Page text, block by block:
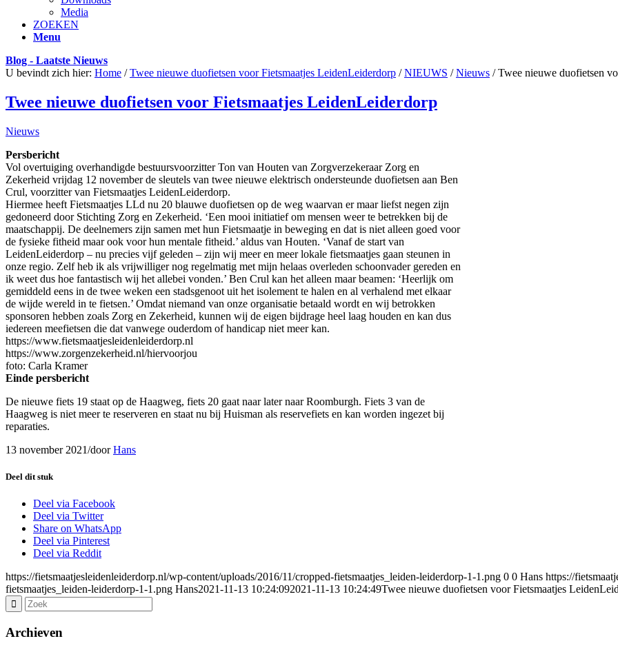
Media
ZOEKEN
Menu
Blog - Laatste Nieuws
U bevindt zich hier: Home / Twee nieuwe duofietsen voor Fietsmaatjes LeidenLeiderdorp / NIEUWS / Nieuws / Twee nieuwe duofietsen
Twee nieuwe duofietsen voor Fietsmaatjes LeidenLeiderdorp
Nieuws
Persbericht
Vol overtuiging overhandigde bestuursvoorzitter Ton van Houten van Zorgverzekeraar Zorg en
Zekerheid vrijdag 12 november de sleutels van twee nieuwe elektrisch ondersteunde duofietsen aan Ben
Crul, voorzitter van Fietsmaatjes LeidenLeiderdorp.
Hiermee heeft Fietsmaatjes LLd nu 20 blauwe duofietsen op de weg waarvan er maar liefst negen zijn
gedoneerd door Stichting Zorg en Zekerheid. ‘Een mooi initiatief om mensen weer te betrekken bij de
maatschappij. De deelnemers zijn samen met hun Fietsmaatje in beweging en dat is niet alleen goed voor
de fysieke fitheid maar ook voor hun mentale fitheid.’ aldus van Houten. ‘Vanaf de start van
LeidenLeiderdorp – nu precies vijf geleden – zijn wij meer en meer lokale fietsmaatjes gaan steunen in
onze regio. Zelf heb ik als vrijwilliger nog regelmatig met mijn helaas overleden schoonvader gereden en
ik weet dus hoe fantastisch wij het allebei vonden.’ Ben Crul kan het alleen maar beamen: ‘Heerlijk om
gemiddeld eens in de twee weken een stadsgenoot uit het isolement te halen en al verhalend met elkaar
de wijde wereld in te fietsen.’ Omdat niemand van onze organisatie betaald wordt en wij betrokken
sponsoren hebben zoals Zorg en Zekerheid, kunnen wij de eigen bijdrage heel laag houden en kan dus
iedereen meefietsen die dat vanwege ouderdom of handicap niet meer kan.
https://www.fietsmaatjesleidenleiderdorp.nl
https://www.zorgenzekerheid.nl/hiervoorjou
foto: Carla Kramer
Einde persbericht
De nieuwe fiets 19 staat op de Haagweg, fiets 20 gaat naar later naar Roomburgh. Fiets 3 van de
Haagweg is niet meer te reserveren en staat nu bij Huisman als reservefiets en kan worden ingezet bij
reparaties.
13 november 2021/doorHans
Deel dit stuk
Deel via Facebook
Deel via Twitter
Share on WhatsApp
Deel via Pinterest
Deel via Reddit
https://fietsmaatjesleidenleiderdorp.nl/wp-content/uploads/2016/11/cropped-fietsmaatjes_leiden-leiderdorp-1-1.png 0 0 Hans https://
fietsmaatjes_leiden-leiderdorp-1-1.png Hans2021-11-13 10:24:092021-11-13 10:24:49Twee nieuwe duofietsen voor Fietsmaatjes
Archieven